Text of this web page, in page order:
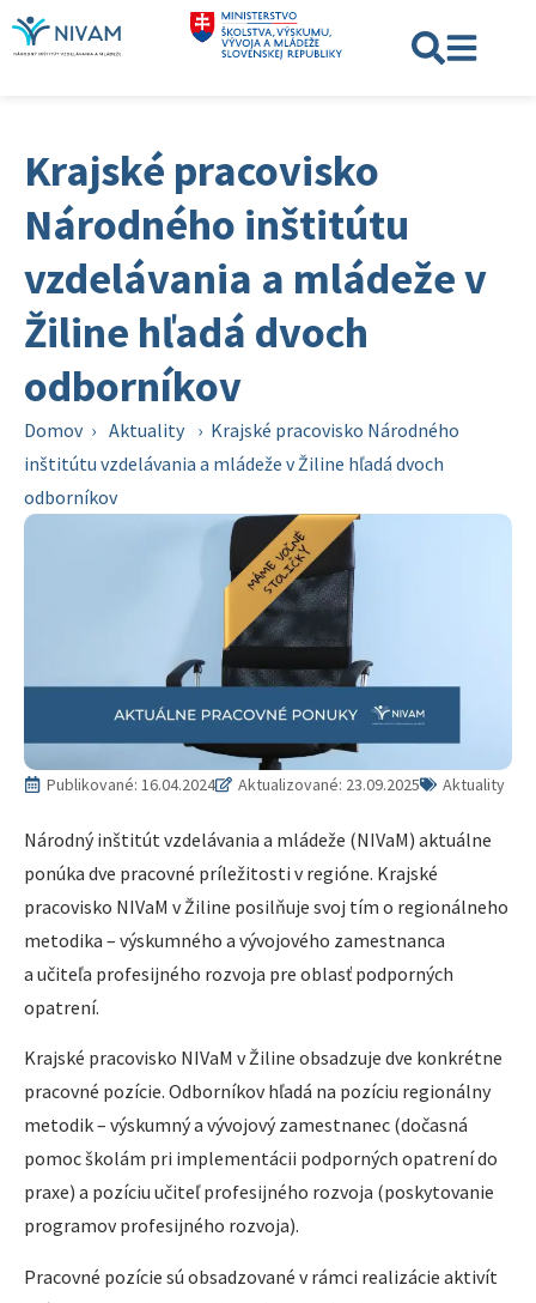
Krajské pracovisko
Národného inštitútu
vzdelávania a mládeže v
Žiline hľadá dvoch
odborníkov
Domov › Aktuality › Krajské pracovisko Národného
inštitútu vzdelávania a mládeže v Žiline hľadá dvoch
odborníkov
Publikované: 16.04.2024 Aktualizované: 23.09.2025 Aktuality
Národný inštitút vzdelávania a mládeže (NIVaM) aktuálne
ponúka dve pracovné príležitosti v regióne. Krajské
pracovisko NIVaM v Žiline posilňuje svoj tím o regionálneho
metodika – výskumného a vývojového zamestnanca
a učiteľa profesijného rozvoja pre oblasť podporných
opatrení.
Krajské pracovisko NIVaM v Žiline obsadzuje dve konkrétne
pracovné pozície. Odborníkov hľadá na pozíciu regionálny
metodik – výskumný a vývojový zamestnanec (dočasná
pomoc školám pri implementácii podporných opatrení do
praxe) a pozíciu učiteľ profesijného rozvoja (poskytovanie
programov profesijného rozvoja).
Pracovné pozície sú obsadzované v rámci realizácie aktivít